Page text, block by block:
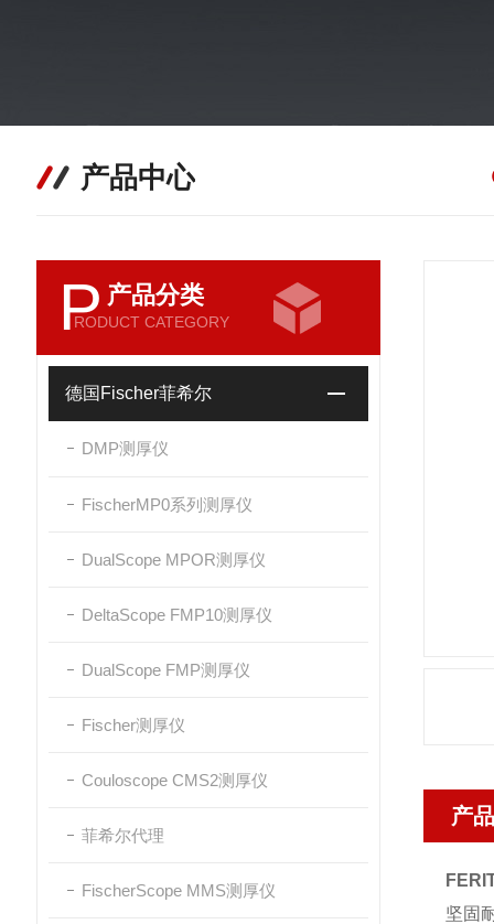
产品中心
P 产品分类
RODUCT CATEGORY
德国Fischer菲希尔
DMP测厚仪
FischerMP0系列测厚仪
DualScope MPOR测厚仪
DeltaScope FMP10测厚仪
DualScope FMP测厚仪
Fischer测厚仪
Couloscope CMS2测厚仪
菲希尔代理
FischerScope MMS测厚仪
产
坚固